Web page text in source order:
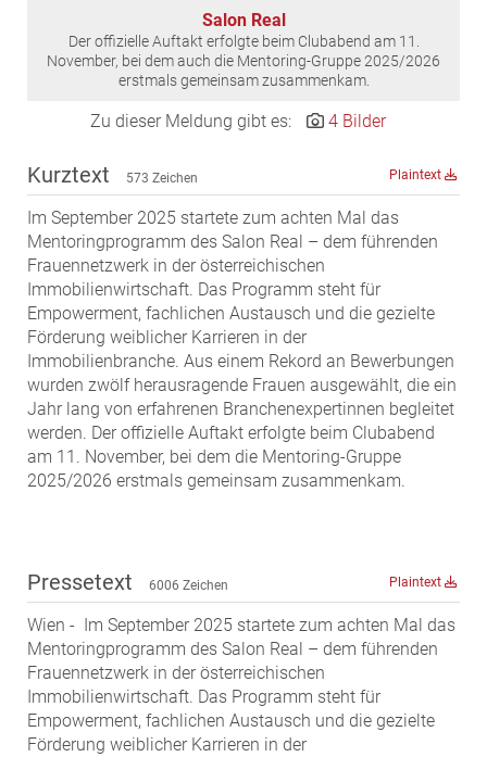
HARING Group + WINEGG Realitäten
HNP architects
IMMOBILIEN MAGAZIN VERLAG
MST Muhr
ÖKO-Wohnbau
PAYUCA
Raiffeisen Property Holding International
Salon Real
Savoir Vivre Group
Schwabenhaus
STEUP Realitäten
STIX + Partner
Verband Österreichischer Versicherungsmakler
Weinrauch Rechtsanwälte
WINEGG Realitäten
ZEHA Real Estate
Media
Salon Real
Der offizielle Auftakt erfolgte beim Clubabend am 11.
November, bei dem auch die Mentoring-Gruppe 2025/2026
erstmals gemeinsam zusammenkam.
Zu dieser Meldung gibt es: 4 Bilder
Kurztext 573 Zeichen Plaintext
Im September 2025 startete zum achten Mal das
Mentoringprogramm des Salon Real – dem führenden
Frauennetzwerk in der österreichischen
Immobilienwirtschaft. Das Programm steht für
Empowerment, fachlichen Austausch und die gezielte
Förderung weiblicher Karrieren in der
Immobilienbranche. Aus einem Rekord an Bewerbungen
wurden zwölf herausragende Frauen ausgewählt, die ein
Jahr lang von erfahrenen Branchenexpertinnen begleitet
werden. Der offizielle Auftakt erfolgte beim Clubabend
am 11. November, bei dem die Mentoring-Gruppe
2025/2026 erstmals gemeinsam zusammenkam.
Pressetext 6006 Zeichen Plaintext
Wien - Im September 2025 startete zum achten Mal das
Mentoringprogramm des Salon Real – dem führenden
Frauennetzwerk in der österreichischen
Immobilienwirtschaft. Das Programm steht für
Empowerment, fachlichen Austausch und die gezielte
Förderung weiblicher Karrieren in der